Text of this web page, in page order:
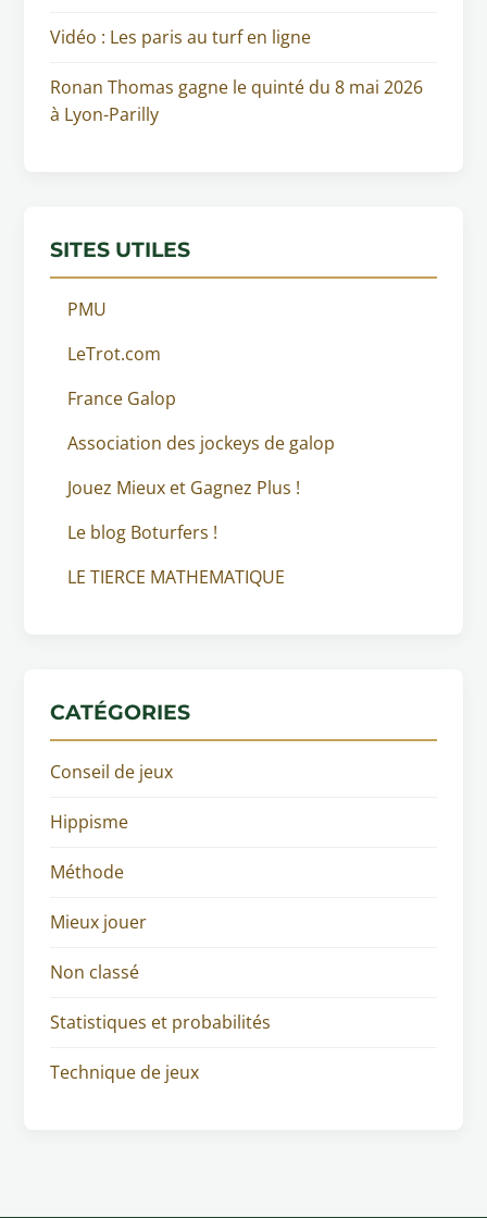
Vidéo : Les paris au turf en ligne
Ronan Thomas gagne le quinté du 8 mai 2026
à Lyon-Parilly
SITES UTILES
PMU
LeTrot.com
France Galop
Association des jockeys de galop
Jouez Mieux et Gagnez Plus !
Le blog Boturfers !
LE TIERCE MATHEMATIQUE
CATÉGORIES
Conseil de jeux
Hippisme
Méthode
Mieux jouer
Non classé
Statistiques et probabilités
Technique de jeux